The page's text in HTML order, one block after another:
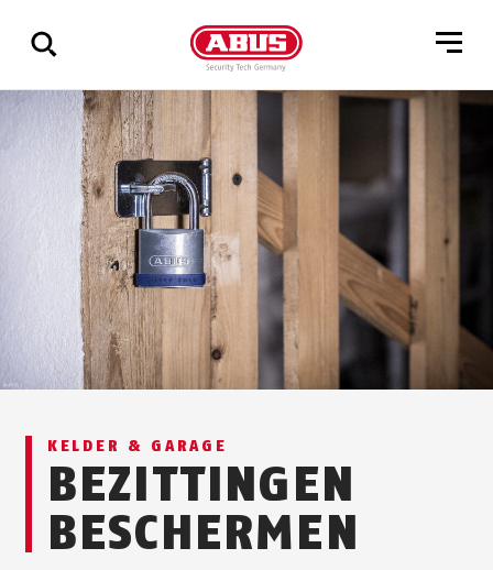
Geef
resultaten
weer
KELDER & GARAGE
BEZITTINGEN
BESCHERMEN